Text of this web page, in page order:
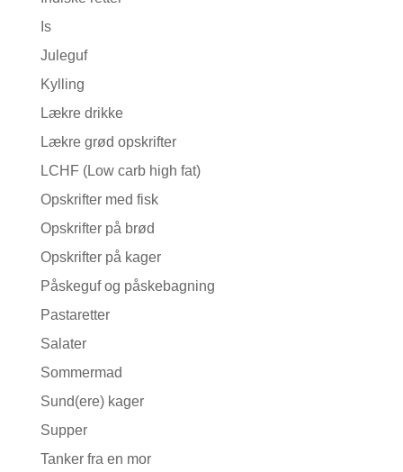
Is
Juleguf
Kylling
Lækre drikke
Lækre grød opskrifter
LCHF (Low carb high fat)
Opskrifter med fisk
Opskrifter på brød
Opskrifter på kager
Påskeguf og påskebagning
Pastaretter
Salater
Sommermad
Sund(ere) kager
Supper
Tanker fra en mor